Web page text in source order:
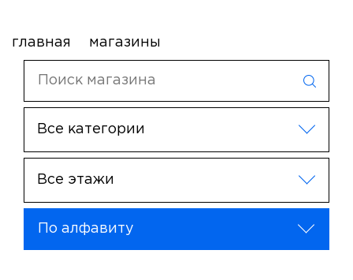
главная магазины
Все категории
Все этажи
По алфавиту